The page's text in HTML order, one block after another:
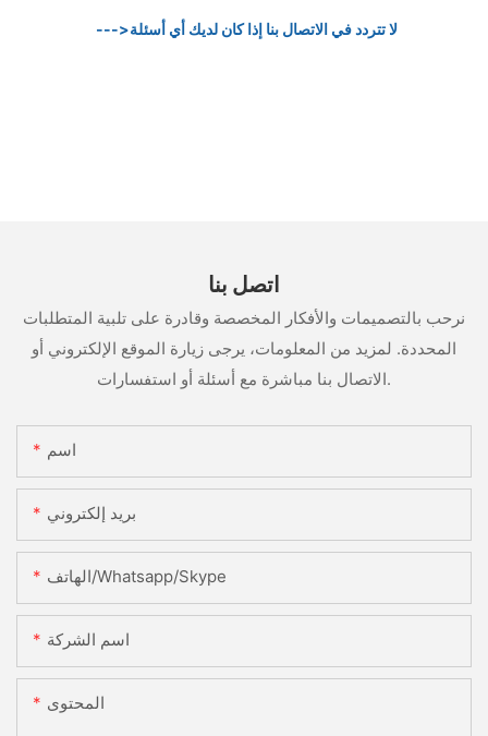
--->لا تتردد في الاتصال بنا إذا كان لديك أي أسئلة
اتصل بنا
نرحب بالتصميمات والأفكار المخصصة وقادرة على تلبية المتطلبات
المحددة. لمزيد من المعلومات، يرجى زيارة الموقع الإلكتروني أو
الاتصال بنا مباشرة مع أسئلة أو استفسارات.
اسم
بريد إلكتروني
الهاتف/Whatsapp/Skype
اسم الشركة
المحتوى